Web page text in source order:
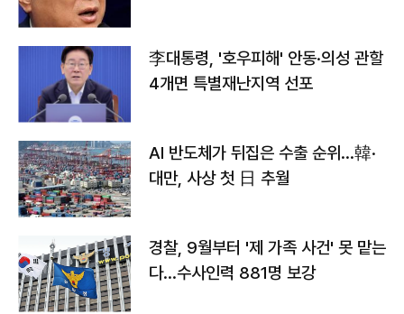
李대통령, '호우피해' 안동·의성 관할
4개면 특별재난지역 선포
AI 반도체가 뒤집은 수출 순위…韓·
대만, 사상 첫 日 추월
경찰, 9월부터 '제 가족 사건' 못 맡는
다…수사인력 881명 보강